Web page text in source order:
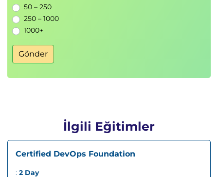
50 – 250
250 – 1000
1000+
Gönder
İlgili Eğitimler
Certified DevOps Foundation
: 2 Day